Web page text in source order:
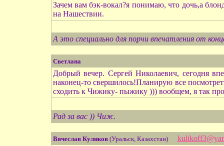
Зачем вам бэк-вокал?я понимаю, что дочь,а
на Нашествии.
А это специально для порчи впечатления от
Светлана
Добрый вечер. Сергей Николаевич, сегодня
наконец-то свершилось!Планирую все
сходить к Чижику- пыжику ))) вообщем, я так
Рад за вас )) Чиж.
Вячеслав Куликов(Уральск, Казахстан)